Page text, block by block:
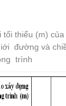
tối thiểu (m)
đường và
trình